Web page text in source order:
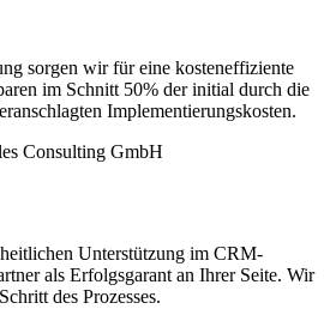
sorgen wir für eine kosteneffiziente
im Schnitt 50% der initial durch die
Implementierungskosten.
Unterstützung im CRM-
als Erfolgsgarant an Ihrer Seite. Wir
des Prozesses.